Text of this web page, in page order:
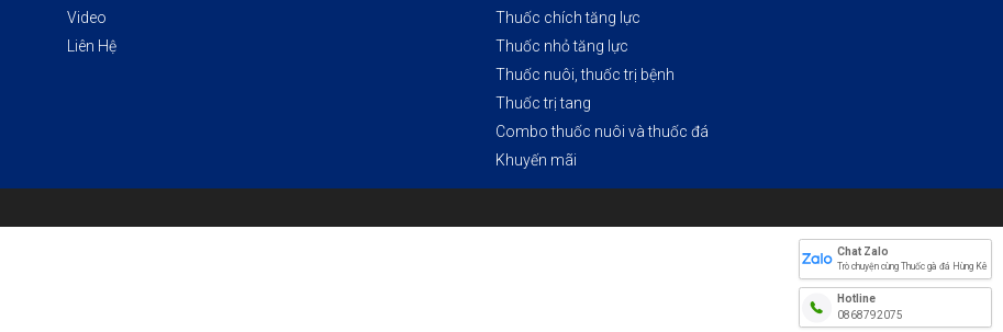
Video
Liên Hệ
Thuốc chích tăng lực
Thuốc nhỏ tăng lực
Thuốc nuôi, thuốc trị bệnh​
Thuốc trị tang
Combo thuốc nuôi và thuốc đá
Khuyến mãi
Chat Zalo
Trò chuyện cùng Thuốc gà đá Hùng Kê
Hotline
0868792075